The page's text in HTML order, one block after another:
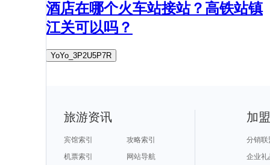
酒店在哪个火车站接站？高铁站镇
江关可以吗？
YoYo_3P2U5P7R
旅游资讯
宾馆索引
攻略索引
机票索引
网站导航
加
分销联
企业礼